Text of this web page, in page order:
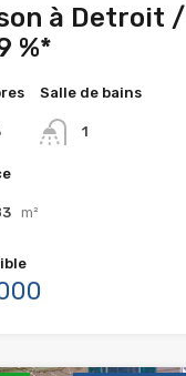
à Detroit /
%*
Salle de bains
1
m²